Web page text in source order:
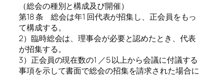
（総会の種別と構成及び開催）
第18 条 総会は年1 回代表が招集し、正会員をもっ
て構成する。
2）臨時総会は、理事会が必要と認めたとき、代表
が招集する。
3）正会員の現在数の1 ／5 以上から会議に付議する
事項を示して書面で総会の招集を請求された場合に